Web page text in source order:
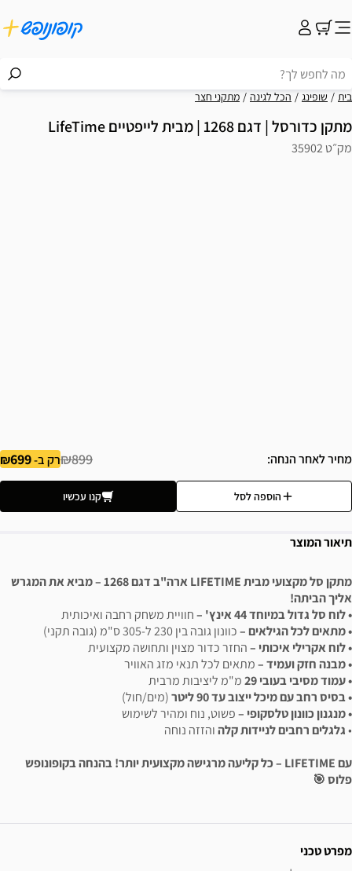
בית שופינג הכל לגינה מתקני חצר
מתקן כדורסל | דגם 1268 | מבית לייפטיים LifeTime
מק״ט 35902
מחיר לאחר הנחה ₪899רק ב-699
הוספה לסל קנו עכשיו
תיאור המוצר
מתקן סל מקצועי מבית LIFETIME ארה"ב דגם 1268 – מביא את המגרש
אליך הביתה!
• לוח סל גדול במיוחד 44 אינץ' –
חוויית משחק רחבה ואיכותית
• מתאים לכל הגילאים –כוונון גובה בין 230 ל-305 ס"מ (גובה תקני)
• לוח אקרילי איכותי –החזר כדור מצוין ותחושה מקצועית
• מבנה חזק ועמיד –מתאים לכל תנאי מזג האוויר
• עמוד מסיבי בעובי 29
מ"מ ליציבות מרבית
• בסיס רחב עם מיכל ייצוב עד 90 ליטר
(מים/חול)
• מנגנון כוונון טלסקופי –פשוט, נוח ומהיר לשימוש
•גלגלים רחבים לניידות קלהוהזזה נוחה
עם LIFETIME – כל קליעה מרגישה מקצועית יותר! בהנחה בקופונופש
פלוס 🎯
מפרט טכני